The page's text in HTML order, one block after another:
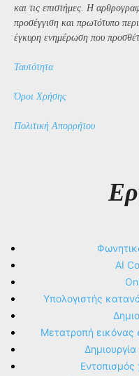
και τις επιστήμες. Η
προσέγγιση και πρωτότυπο
έγκυρη ενημέρωση που
Ταυτότητα
Όροι Χρήσης
Πολιτική Απορρήτου
AI
Υπολογιστής
Μετατροπή εικόνας